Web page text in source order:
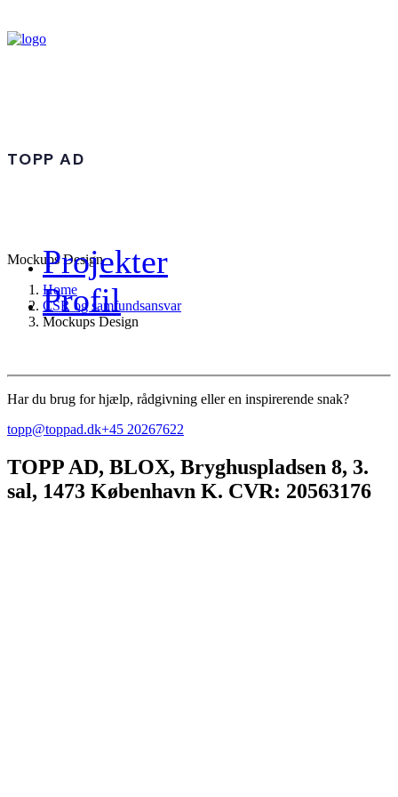
Projekter
Profil
TOPP AD
Mockups Design
Home
CSR og samfundsansvar
Mockups Design
Har du brug for hjælp, rådgivning eller en inspirerende snak?
topp@toppad.dk+45 20267622
TOPP AD, BLOX, Bryghuspladsen 8, 3.
sal, 1473 København K. CVR: 20563176